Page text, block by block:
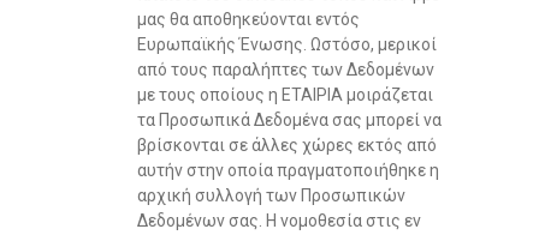
μας θα αποθηκεύονται εντός
Ευρωπαϊκής Ένωσης. Ωστόσο, μερικοί
από τους παραλήπτες των Δεδομένων
με τους οποίους η ΕΤΑΙΡΙΑ μοιράζεται
τα Προσωπικά Δεδομένα σας μπορεί να
βρίσκονται σε άλλες χώρες εκτός από
αυτήν στην οποία πραγματοποιήθηκε η
αρχική συλλογή των Προσωπικών
Δεδομένων σας. Η νομοθεσία στις εν